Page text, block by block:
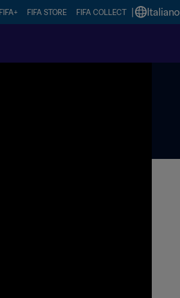
FIFA+ FIFA STORE FIFA COLLECT Italiano